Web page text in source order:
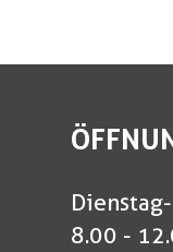
8.00 -